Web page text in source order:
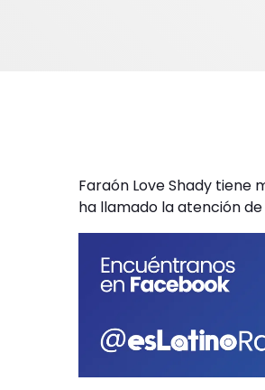
Faraón Love Shady tiene
ha llamado la atención